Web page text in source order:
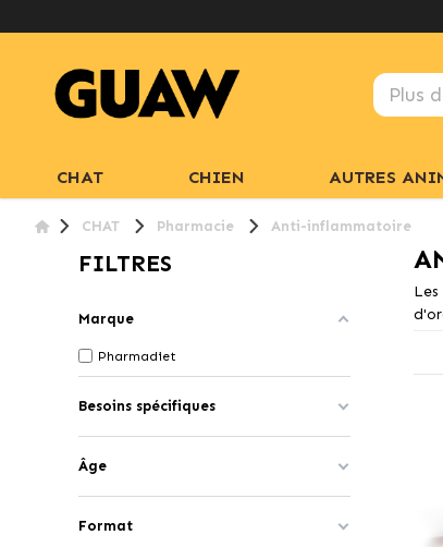
CHAT CHIEN AUTRES
CHAT Pharmacie Anti-inflammatoire
FILTRES
Marque
Pharmadiet
Besoins spécifiques
Âge
Format